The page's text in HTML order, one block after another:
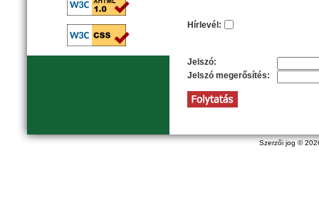
Szerzői jog ©
Hírlevél:
Jelszó:
Jelszó megerősítés: